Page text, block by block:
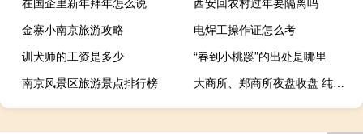
金寨小南京旅游攻略
电焊工操作证怎么考
训犬师的工资是多少
“春到小桃蹊”的出处是哪里
南京风景区旅游景点排行榜
大商所、郑商所夜盘收盘 纯碱涨超4%